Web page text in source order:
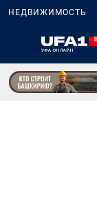
НЕДВИЖИМОСТЬ